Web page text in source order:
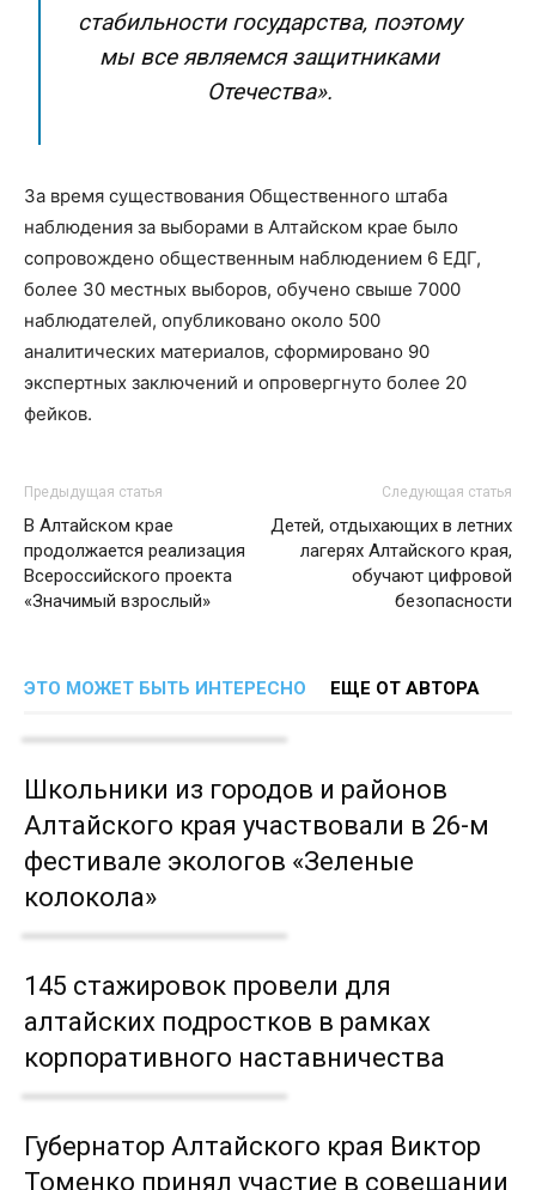
стабильности государства, поэтому
мы все являемся защитниками
Отечества».
За время существования Общественного штаба
наблюдения за выборами в Алтайском крае было
сопровождено общественным наблюдением 6 ЕДГ,
более 30 местных выборов, обучено свыше 7000
наблюдателей, опубликовано около 500
аналитических материалов, сформировано 90
экспертных заключений и опровергнуто более 20
фейков.
Предыдущая статья
В Алтайском крае
продолжается реализация
Всероссийского проекта
«Значимый взрослый»
Следующая статья
Детей, отдыхающих в летних
лагерях Алтайского края,
обучают цифровой
безопасности
ЭТО МОЖЕТ БЫТЬ ИНТЕРЕСНО ЕЩЕ ОТ АВТОРА
Школьники из городов и районов
Алтайского края участвовали в 26-м
фестивале экологов «Зеленые
колокола»
145 стажировок провели для
алтайских подростков в рамках
корпоративного наставничества
Губернатор Алтайского края Виктор
Томенко принял участие в совещании